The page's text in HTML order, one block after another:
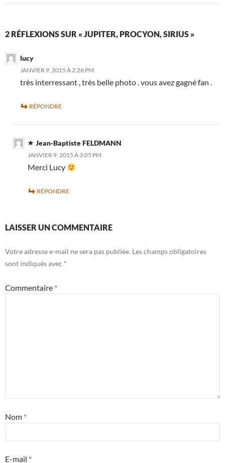
2 RÉFLEXIONS SUR « JUPITER, PROCYON, SIRIUS »
lucy
JANVIER 9, 2015 À 2:26 PM
très interressant , très belle photo . vous avez gagné fan .
RÉPONDRE
Jean-Baptiste FELDMANN
JANVIER 9, 2015 À 3:05 PM
Merci Lucy
RÉPONDRE
LAISSER UN COMMENTAIRE
Votre adresse e-mail ne sera pas publiée. Les champs obligatoires
sont indiqués avec *
Commentaire *
Nom *
E-mail *